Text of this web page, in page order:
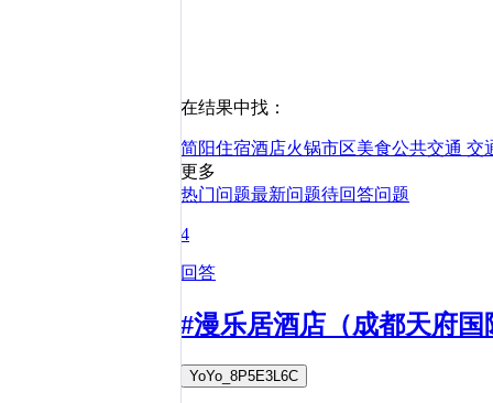
在结果中找：
简阳住宿酒店火锅市区美食公共交通 交
更多
热门问题最新问题待回答问题
4
回答
#漫乐居酒店（成都天府
YoYo_8P5E3L6C